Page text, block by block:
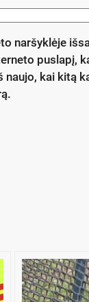
naršyklėje
puslapį,
naujo, kai kitą